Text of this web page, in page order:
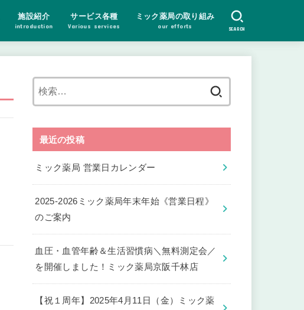
施設紹介
introduction
サービス各種
Various services
ミック薬局の取り組み
our efforts SEARCH
最近の投稿
ミック薬局 営業日カレンダー
2025-2026ミック薬局年末年始《営業日程》
のご案内
血圧・血管年齢＆生活習慣病＼無料測定会／
を開催しました！ミック薬局京阪千林店
【祝１周年】2025年4月11日（金）ミック薬